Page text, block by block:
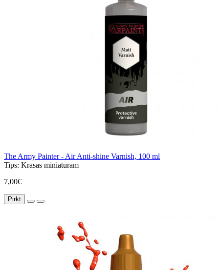
The Army Painter - Air Anti-shine Varnish, 100 ml
Tips: Krāsas miniatūrām
7,00€
Pirkt